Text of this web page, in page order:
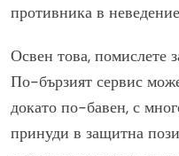
противника в
Освен това, помислете
По-бързият сервис
докато по-бавен, с
принуди в защитна